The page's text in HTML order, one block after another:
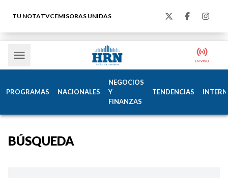
TU NOTATVCEMISORAS UNIDAS
PROGRAMAS NACIONALES
NEGOCIOS
Y
FINANZAS
TENDENCIAS
BÚSQUEDA